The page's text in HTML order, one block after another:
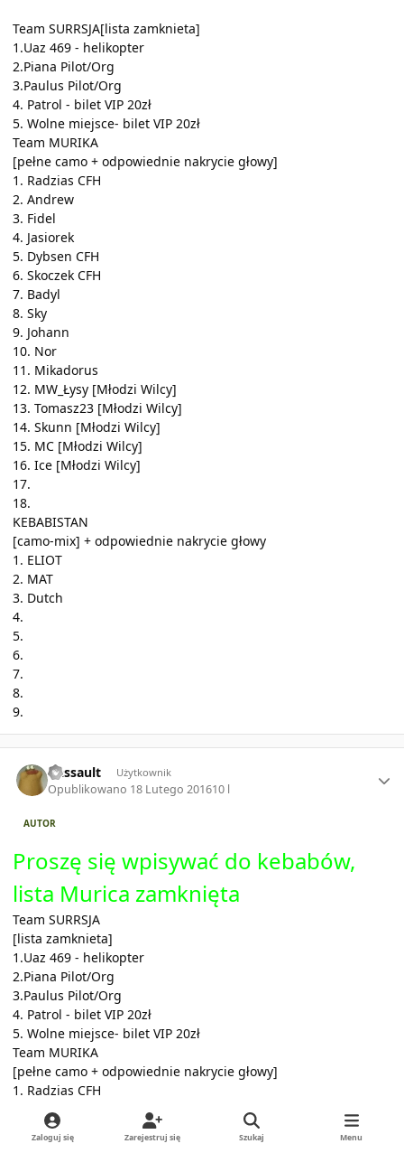
Team SURRSJA[lista zamknieta]
1.Uaz 469 - helikopter
2.Piana Pilot/Org
3.Paulus Pilot/Org
4. Patrol - bilet VIP 20zł
5. Wolne miejsce- bilet VIP 20zł
Team MURIKA
[pełne camo + odpowiednie nakrycie głowy]
1. Radzias CFH
2. Andrew
3. Fidel
4. Jasiorek
5. Dybsen CFH
6. Skoczek CFH
7. Badyl
8. Sky
9. Johann
10. Nor
11. Mikadorus
12. MW_Łysy [Młodzi Wilcy]
13. Tomasz23 [Młodzi Wilcy]
14. Skunn [Młodzi Wilcy]
15. MC [Młodzi Wilcy]
16. Ice [Młodzi Wilcy]
17.
18.
KEBABISTAN
[camo-mix] + odpowiednie nakrycie głowy
1. ELIOT
2. MAT
3. Dutch
4.
5.
6.
7.
8.
9.
Dassault Użytkownik
Opublikowano 18 Lutego 201610 l
AUTOR
Proszę się wpisywać do kebabów,
lista Murica zamknięta
Team SURRSJA
[lista zamknieta]
1.Uaz 469 - helikopter
2.Piana Pilot/Org
3.Paulus Pilot/Org
4. Patrol - bilet VIP 20zł
5. Wolne miejsce- bilet VIP 20zł
Team MURIKA
[pełne camo + odpowiednie nakrycie głowy]
1. Radzias CFH
2. Andrew
3. Fidel
4. Jasiorek
Zaloguj się Zarejestruj się Szukaj Menu